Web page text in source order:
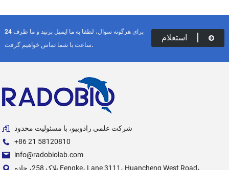
برای هرگونه سوال، لطفا به ما ایمیل بزنید و ما ظرف 24
ساعت با شما تماس خواهیم گرفت.
استعلام
شرکت علمی رادوبیو، با مسئولیت محدود
‎+86 21 58120810‎
info@radobiolab.com
پلاک 258، جاده Fengke، Lane 3111، Huancheng West Road،